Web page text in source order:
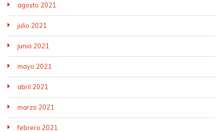
agosto 2021
julio 2021
junio 2021
mayo 2021
abril 2021
marzo 2021
febrero 2021